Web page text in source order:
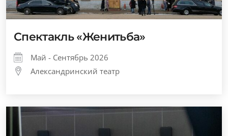
Спектакль «Женитьба»
Май - Сентябрь 2026
Александринский театр